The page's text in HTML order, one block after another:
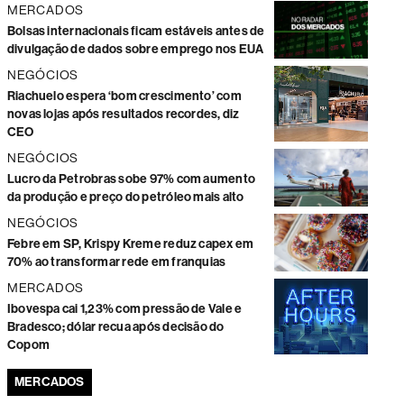
MERCADOS
Bolsas internacionais ficam estáveis antes de
divulgação de dados sobre emprego nos EUA
NEGÓCIOS
Riachuelo espera ‘bom crescimento’ com
novas lojas após resultados recordes, diz
CEO
NEGÓCIOS
Lucro da Petrobras sobe 97% com aumento
da produção e preço do petróleo mais alto
NEGÓCIOS
Febre em SP, Krispy Kreme reduz capex em
70% ao transformar rede em franquias
MERCADOS
Ibovespa cai 1,23% com pressão de Vale e
Bradesco; dólar recua após decisão do
Copom
MERCADOS